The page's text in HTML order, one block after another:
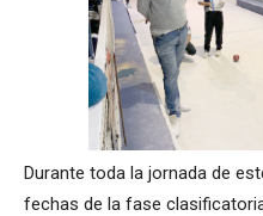
Durante toda la jornada de
fechas de la fase